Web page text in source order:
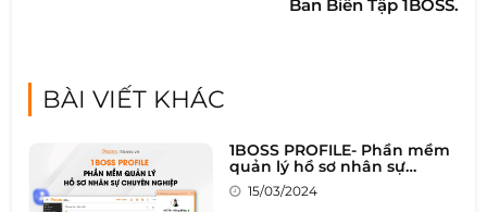
Ban Biên Tập 1BOSS.
BÀI VIẾT KHÁC
1BOSS PROFILE- Phần mềm
quản lý hồ sơ nhân sự
chuyên nghiệp
15/03/2024